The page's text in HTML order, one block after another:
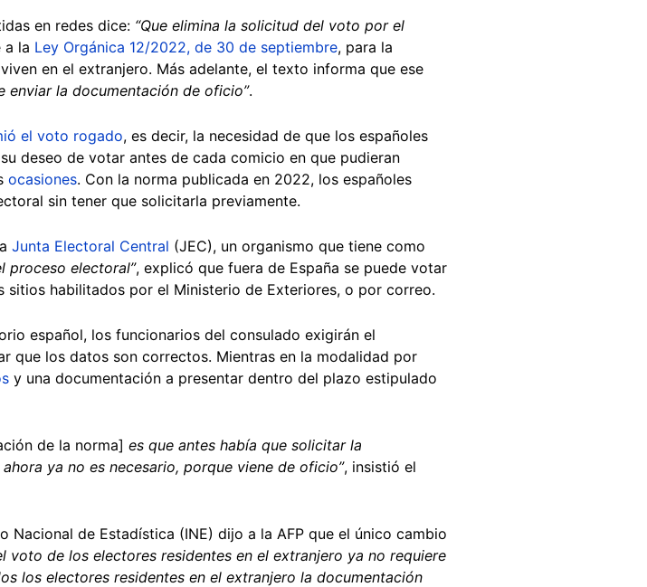
en redes dice: “Que elimina la solicitud del voto por el
a la Ley Orgánica 12/2022, de 30 de septiembre, para la
en el extranjero. Más adelante, el texto informa que ese
enviar la documentación de oficio”.
el voto rogado, es decir, la necesidad de que los españoles
su deseo de votar antes de cada comicio en que pudieran
ocasiones. Con la norma publicada en 2022, los españoles
sin tener que solicitarla previamente.
Junta Electoral Central (JEC), un organismo que tiene como
proceso electoral”, explicó que fuera de España se puede votar
sitios habilitados por el Ministerio de Exteriores, o por correo.
español, los funcionarios del consulado exigirán el
que los datos son correctos. Mientras en la modalidad por
y una documentación a presentar dentro del plazo estipulado
de la norma] es que antes había que solicitar la
ya no es necesario, porque viene de oficio”, insistió el
Nacional de Estadística (INE) dijo a la AFP que el único cambio
voto de los electores residentes en el extranjero ya no requiere
los electores residentes en el extranjero la documentación